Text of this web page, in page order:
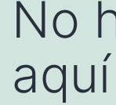
No
aquí